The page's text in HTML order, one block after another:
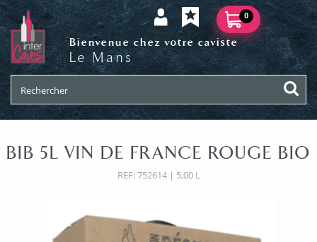
0
Bienvenue chez votre caviste
Le Mans
BIB 5L VIN DE FRANCE ROUGE BIO
REF: 752614 | 5,00 L